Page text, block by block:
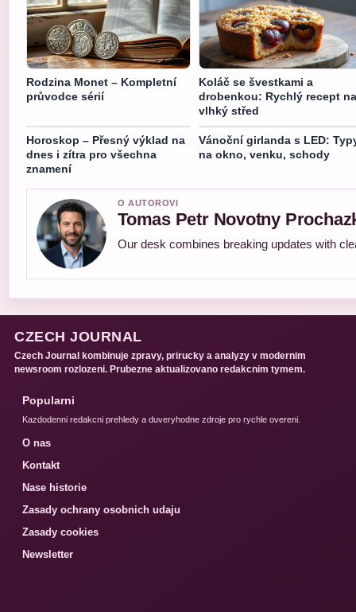
Rodzina Monet – Kompletní
průvodce sérií
Koláč se švestkami a
drobenkou: Rychlý recept na
vlhký střed
Horoskop – Přesný výklad na
dnes i zítra pro všechna
znamení
Vánoční girlanda s LED:
na okno, venku, schody
O AUTOROVI
Tomas Petr Novotny
Our desk combines breaking updates with
CZECH JOURNAL
Czech Journal kombinuje zpravy, prirucky a analyzy v modernim
newsroom rozlozeni. Prubezne aktualizovano redakcnim tymem.
Popularni
Kazdodenni redakcni prehledy a duveryhodne zdroje pro rychle overeni.
O nas
Kontakt
Nase historie
Zasady ochrany osobnich udaju
Zasady cookies
Newsletter